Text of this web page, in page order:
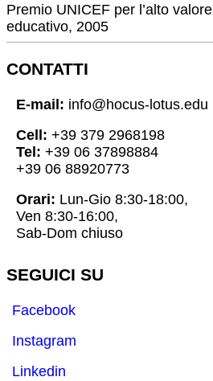
Premio UNICEF per l’alto valore
educativo, 2005
CONTATTI
E-mail: info@hocus-lotus.edu
Cell: +39 379 2968198
Tel: +39 06 37898884
+39 06 88920773
Orari: Lun-Gio 8:30-18:00,
Ven 8:30-16:00,
Sab-Dom chiuso
SEGUICI SU
Facebook
Instagram
Linkedin